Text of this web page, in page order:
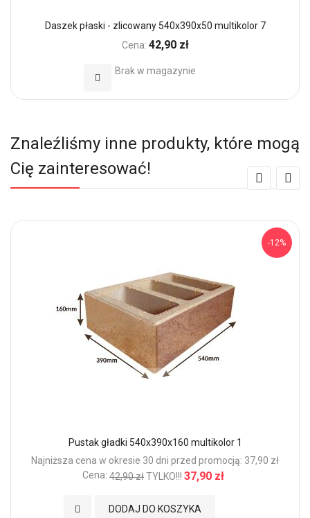
Daszek płaski - zlicowany 540x390x50 multikolor 7
Cena: 42,90 zł
Brak w magazynie
Dodaj do Ulubionych
Znaleźliśmy inne produkty, które mogą
Cię zainteresować!
-12%
Pustak gładki 540x390x160 multikolor 1
Najniższa cena w okresie 30 dni przed promocją: 37,90 zł
Cena: 42,90 złTYLKO!!! 37,90 zł
DODAJ DO KOSZYKA
Dodaj do Ulubionych